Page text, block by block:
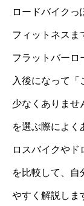
ロードバイクっ
フィットネス
フラットバーロ
入後になって「
少なくありませ
を選ぶ際によく
ロスバイクや
を比較して、自
やすく解説しま